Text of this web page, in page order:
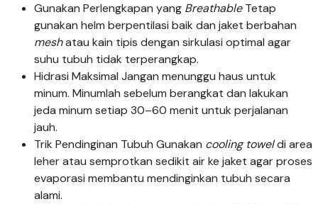
Gunakan Perlengkapan yang BreathableTetap
gunakan helm berpentilasi baik dan jaket berbahan
meshatau kain tipis dengan sirkulasi optimal agar
suhu tubuh tidak terperangkap.
Hidrasi Maksimal Jangan menunggu haus untuk
minum. Minumlah sebelum berangkat dan lakukan
jeda minum setiap 30–60 menit untuk perjalanan
jauh.
Trik Pendinginan Tubuh Gunakan cooling toweldi area
leher atau semprotkan sedikit air ke jaket agar proses
evaporasi membantu mendinginkan tubuh secara
alami.